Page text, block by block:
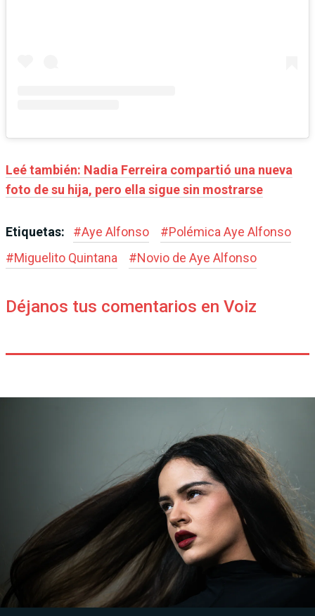
Leé también: Nadia Ferreira compartió una nueva
foto de su hija, pero ella sigue sin mostrarse
Etiquetas: #Aye Alfonso #Polémica Aye Alfonso
#Miguelito Quintana #Novio de Aye Alfonso
Déjanos tus comentarios en Voiz